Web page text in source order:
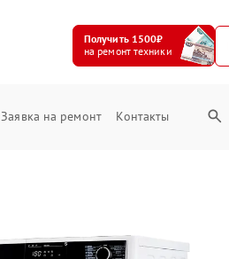
Получить 1500₽
на ремонт техники
Заявка на ремонт Контакты